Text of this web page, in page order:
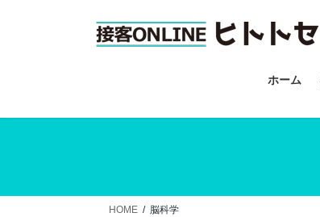
ホーム
HOME 脳科学